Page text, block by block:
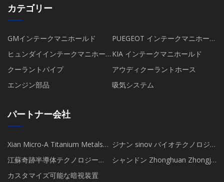
カテゴリー
GMインテークマニホールド
PUEGEOT インテークマニホール
ド
ヒュンダイインテークマニホー
ルド
KIA インテークマニホールド
クーラントパイプ
アウディクーラントホース
エンジン部品
吸気システム
パートナー会社
Xian Micro-A Titanium Metals
Co.、Ltd。
ジナン sinov バイオテクノロジ
ー Co.、Ltd
江蘇奇跡半導体テクノロジー
Co.、 Ltd.
シャンドン Zhonghuan Zhongjie
カスタマイズ可能な暗視装置